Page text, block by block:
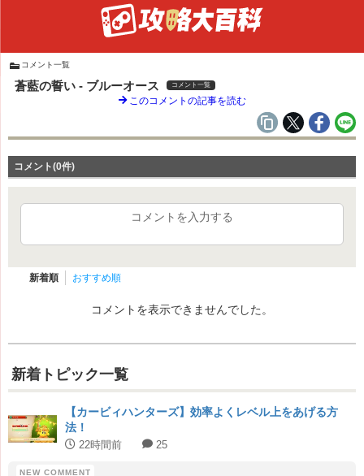
コメント一覧
蒼藍の誓い - ブルーオース コメント一覧
このコメントの記事を読む
コメント(0件)
コメントを入力する
新着順 おすすめ順
コメントを表示できませんでした。
新着トピック一覧
【カービィハンターズ】効率よくレベル上をあげる方
法！
22時間前 25